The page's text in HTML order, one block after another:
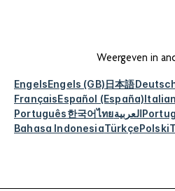
Weergeven in
EngelsEngels (GB)日本語
FrançaisEspañol (España)
Português한국어ไทยالعربية
Bahasa IndonesiaTürkçePolski